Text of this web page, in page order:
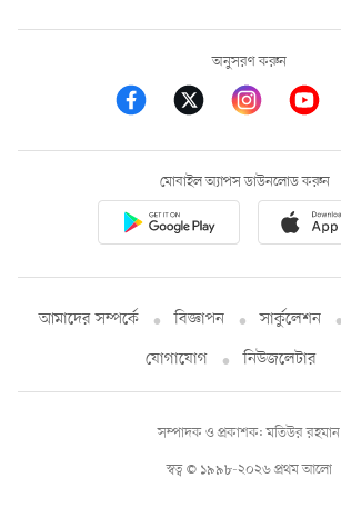
অনুসরণ করুন
মোবাইল অ্যাপস ডাউনলোড করুন
আমাদের সম্পর্কে বিজ্ঞাপন সার্কুলেশন
যোগাযোগ
নিউজলেটার
স্বত্ব © ১৯৯৮-২০২৬ প্রথম আলো
সম্পাদক ও প্রকাশক: মতিউর রহমান